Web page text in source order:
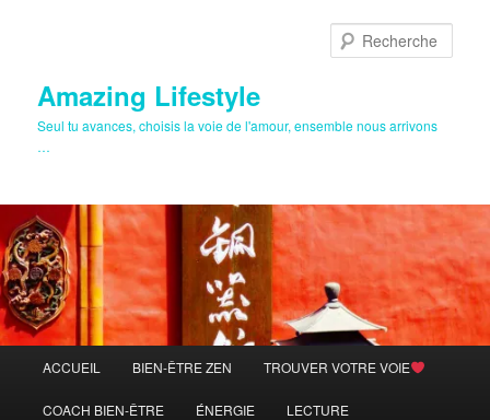
Amazing Lifestyle
Seul tu avances, choisis la voie de l'amour, ensemble nous arrivons
…
principal
ACCUEIL BIEN-ÊTRE ZEN TROUVER VOTRE VOIE
COACH BIEN-ÊTRE ÉNERGIE LECTURE